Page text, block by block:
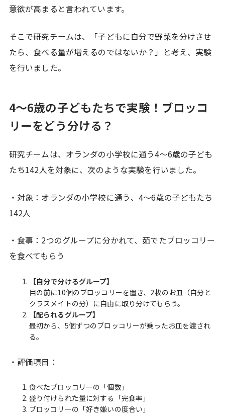
意欲が高まると言われています。
そこで研究チームは、「子どもに自分で野菜を分けさせ
たら、食べる量が増えるのではないか？」と考え、実験
を行いました。
4〜6歳の子どもたちで実験！ブロッコ
リーをどう分ける？
研究チームは、オランダの小学校に通う4〜6歳の子ども
たち142人を対象に、次のような実験を行いました。
・対象：オランダの小学校に通う、4〜6歳の子どもたち
142人
・食事：2つのグループに分かれて、茹でたブロッコリー
を食べてもらう
【自分で分けるグループ】
目の前に10個のブロッコリーを置き、2枚のお皿（自分と
クラスメイトの分）に自由に取り分けてもらう。
【配られるグループ】
最初から、5個ずつのブロッコリーが乗ったお皿を渡され
る。
・評価項目：
食べたブロッコリーの「個数」
盛り付けられた量に対する「完食率」
ブロッコリーの「好き嫌いの度合い」